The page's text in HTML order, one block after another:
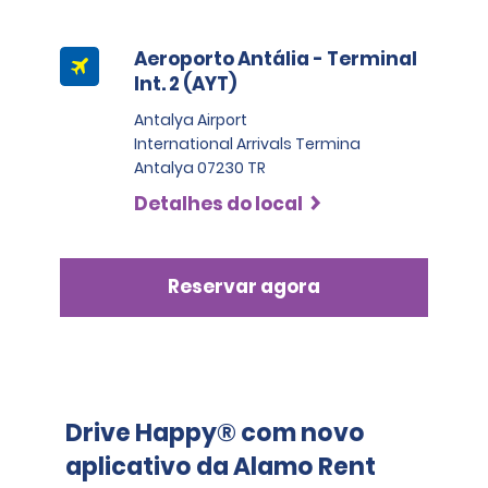
1.400,00
Premium Elite, Luxo, Luxo Elite, Van de Passageiros
Aeroporto Antália - Terminal
Int. 2 (AYT)
Antalya Airport
International Arrivals Termina
Antalya 07230 TR
Detalhes do local
Reservar agora
Drive Happy® com novo
aplicativo da Alamo Rent